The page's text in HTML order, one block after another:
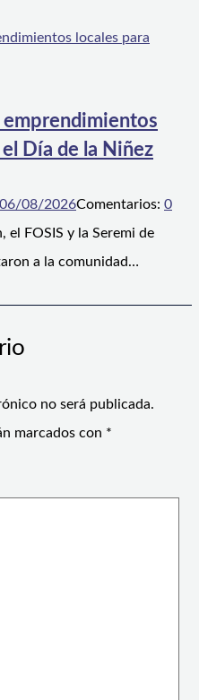
emprendimientos
Día de la Niñez
06/08/2026Comentarios: 0
el FOSIS y la Seremi de
a la comunidad…
no será publicada.
marcados con *